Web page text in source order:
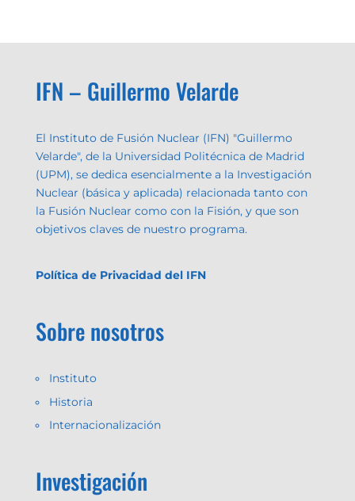
IFN – Guillermo Velarde
El Instituto de Fusión Nuclear (IFN) "Guillermo
Velarde", de la Universidad Politécnica de Madrid
(UPM), se dedica esencialmente a la Investigación
Nuclear (básica y aplicada) relacionada tanto con
la Fusión Nuclear como con la Fisión, y que son
objetivos claves de nuestro programa.
Política de Privacidad del IFN
Sobre nosotros
Instituto
Historia
Internacionalización
Investigación